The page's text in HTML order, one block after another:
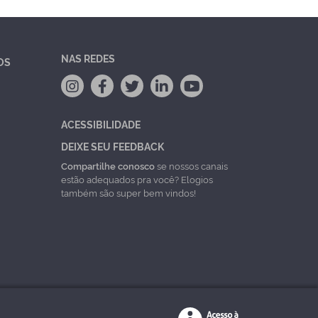
NAS REDES
ACESSIBILIDADE
DEIXE SEU FEEDBACK
Compartilhe conoscose nossos canais
estão adequados pra você? Elogios
também são super bem vindos!